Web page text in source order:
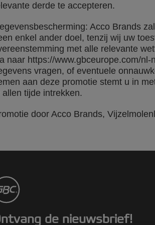
derde te accepteren.
Acco Brands
enkel ander doel, tenzij wij uw
met alle relevante
naar https://www.gbceurope.com/
vragen, of eventuele
aan deze promotie stemt u in
allen tijde intrekken.
door Acco Brands,
de nieuwsbrief!